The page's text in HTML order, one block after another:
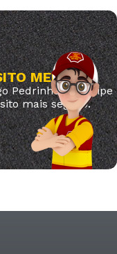
MELHOR
Pedrinho. Participe
mais seguro.